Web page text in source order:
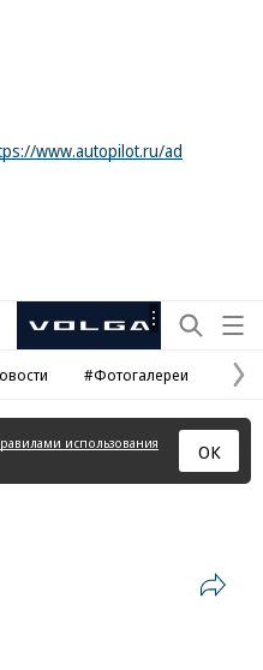
www.autopilot.ru/ad
Рекламная
#Фотогалереи
использования
ОК